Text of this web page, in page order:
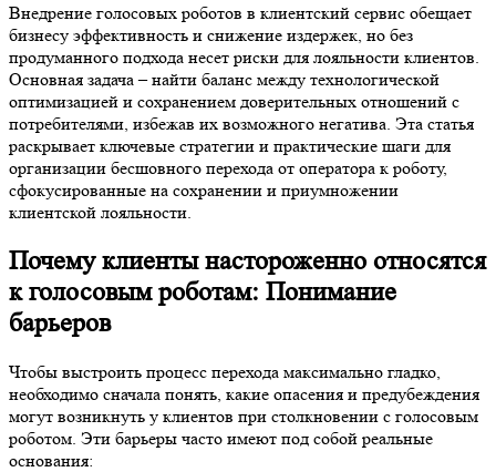
Внедрение голосовых роботов в клиентский сервис обещает
бизнесу эффективность и снижение издержек, но без
продуманного подхода несет риски для лояльности клиентов.
Основная задача – найти баланс между технологической
оптимизацией и сохранением доверительных отношений с
потребителями, избежав их возможного негатива. Эта статья
раскрывает ключевые стратегии и практические шаги для
организации бесшовного перехода от оператора к роботу,
сфокусированные на сохранении и приумножении
клиентской лояльности.
Почему клиенты настороженно относятся
к голосовым роботам: Понимание
барьеров
Чтобы выстроить процесс перехода максимально гладко,
необходимо сначала понять, какие опасения и предубеждения
могут возникнуть у клиентов при столкновении с голосовым
роботом. Эти барьеры часто имеют под собой реальные
основания: